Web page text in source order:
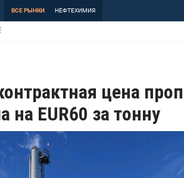
ВСЕ РЫНКИ НЕФТЕХИМИЯ
цена
на EUR60 за тонну